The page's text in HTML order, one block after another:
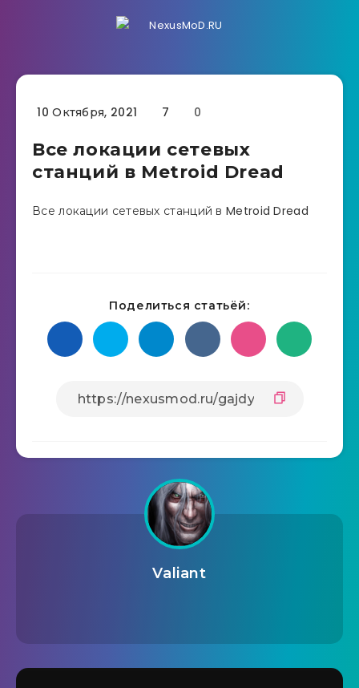
10 Октября, 2021 7 0
Все локации сетевых
станций в Metroid Dread
Все локации сетевых станций в Metroid Dread
Поделиться статьёй:
Valiant